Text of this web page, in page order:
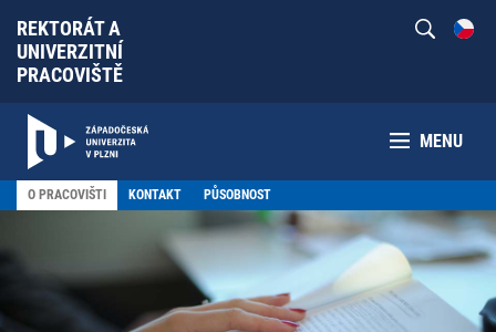
REKTORÁT A
UNIVERZITNÍ
PRACOVIŠTĚ
MENU
O PRACOVIŠTI KONTAKT PŮSOBNOST